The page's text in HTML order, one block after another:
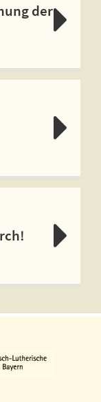
der